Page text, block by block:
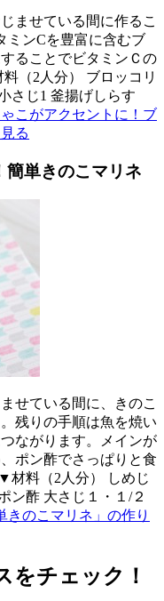
ませている間に作るこ
ミンCを豊富に含むブ
ることでビタミンＣの
（2人分） ブロッコリ
さじ1 釜揚げしらす
こがアクセントに！ブ
る
単きのこマリネ
せている間に、きのこ
残りの手順は魚を焼い
ながります。メインが
ポン酢でさっぱりと食
材料（2人分） しめじ
ン酢 大さじ１・１/２
のこマリネ」の作り
をチェック！